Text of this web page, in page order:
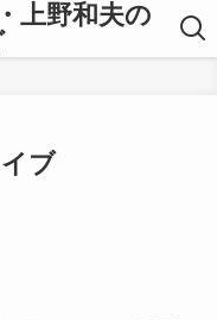
上野和夫の
ブ